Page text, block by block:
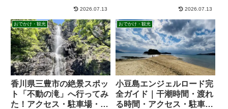
まで詳しく紹介します。春のお出
かけや観光を計画している方はぜ
ひ参考にしてください。
2026.07.13
どの屋外展示、乃木館の歴史、見
学方法、アクセス、駐車場、所要
時間まで初めて訪れる方にも分か
りやすく解説します。
2026.07.13
おでかけ・観光
香川県三豊市の絶景スポッ
ト「不動の滝」へ行ってみ
た！アクセス・駐車場・迫
おでかけ・観光
小豆島エンジェルロード完
全ガイド｜干潮時間・渡れ
る時間・アクセス・駐車